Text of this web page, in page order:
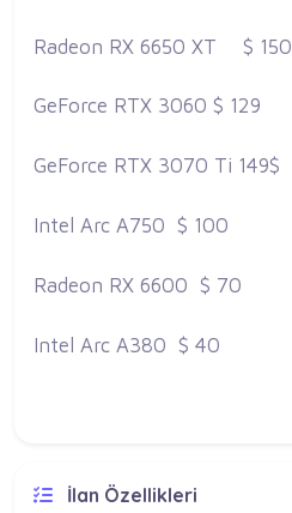
Radeon RX 6650 XT $ 150
GeForce RTX 3060 $ 129
GeForce RTX 3070 Ti 149$
Intel Arc A750 $ 100
Radeon RX 6600 $ 70
Intel Arc A380 $ 40
İlan Özellikleri